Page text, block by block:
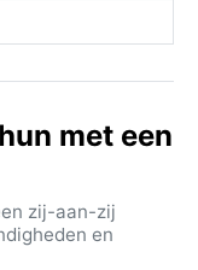
met een
zij-aan-zij
en